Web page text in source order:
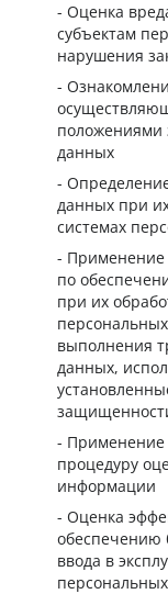
Оценка
субъектам
нарушения
положениями
данных
данных при
системах
Применение
по
при их
выполнения
данных,
Применение
процедуру
информации
Оценка
обеспечению
ввода в